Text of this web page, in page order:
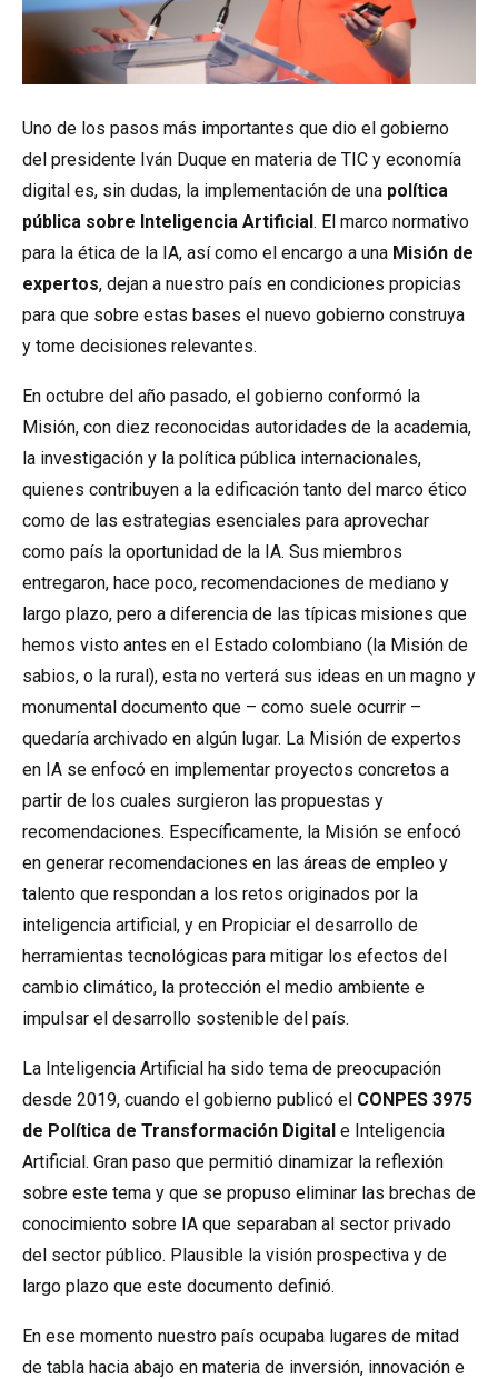
Uno de los pasos más importantes que dio el gobierno
del presidente Iván Duque en materia de TIC y economía
digital es, sin dudas, la implementación de una política
pública sobre Inteligencia Artificial. El marco normativo
para la ética de la IA, así como el encargo a una Misión de
expertos, dejan a nuestro país en condiciones propicias
para que sobre estas bases el nuevo gobierno construya
y tome decisiones relevantes.
En octubre del año pasado, el gobierno conformó la
Misión, con diez reconocidas autoridades de la academia,
la investigación y la política pública internacionales,
quienes contribuyen a la edificación tanto del marco ético
como de las estrategias esenciales para aprovechar
como país la oportunidad de la IA. Sus miembros
entregaron, hace poco, recomendaciones de mediano y
largo plazo, pero a diferencia de las típicas misiones que
hemos visto antes en el Estado colombiano (la Misión de
sabios, o la rural), esta no verterá sus ideas en un magno y
monumental documento que – como suele ocurrir –
quedaría archivado en algún lugar. La Misión de expertos
en IA se enfocó en implementar proyectos concretos a
partir de los cuales surgieron las propuestas y
recomendaciones. Específicamente, la Misión se enfocó
en generar recomendaciones en las áreas de empleo y
talento que respondan a los retos originados por la
inteligencia artificial, y en Propiciar el desarrollo de
herramientas tecnológicas para mitigar los efectos del
cambio climático, la protección el medio ambiente e
impulsar el desarrollo sostenible del país.
La Inteligencia Artificial ha sido tema de preocupación
desde 2019, cuando el gobierno publicó el CONPES 3975
de Política de Transformación Digital e Inteligencia
Artificial. Gran paso que permitió dinamizar la reflexión
sobre este tema y que se propuso eliminar las brechas de
conocimiento sobre IA que separaban al sector privado
del sector público. Plausible la visión prospectiva y de
largo plazo que este documento definió.
En ese momento nuestro país ocupaba lugares de mitad
de tabla hacia abajo en materia de inversión, innovación e